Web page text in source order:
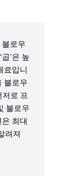
로우
’은 높
료입니
블로우
로 프
블로우
최대
려져